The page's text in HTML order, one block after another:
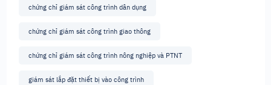
chứng chỉ giám sát công trình dân dụng
chứng chỉ giám sát công trình giao thông
chứng chỉ giám sát công trình nông nghiệp và PTNT
giám sát lắp đặt thiết bị vào công trình